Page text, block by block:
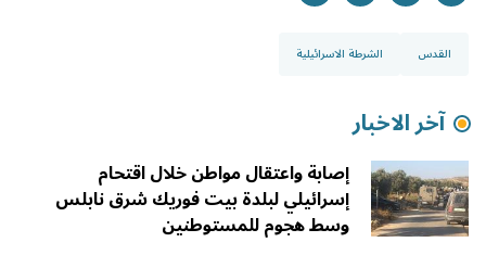
القدس الشرطة الاسرائيلية
آخر الاخبار
إصابة واعتقال مواطن خلال اقتحام
إسرائيلي لبلدة بيت فوريك شرق نابلس
وسط هجوم للمستوطنين